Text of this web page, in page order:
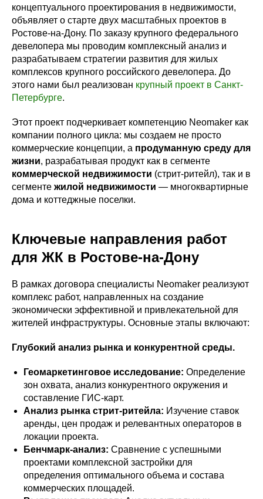
концептуального проектирования в недвижимости,
объявляет о старте двух масштабных проектов в
Ростове-на-Дону. По заказу крупного федерального
девелопера мы проводим комплексный анализ и
разрабатываем стратегии развития для жилых
комплексов крупного российского девелопера. До
этого нами был реализован крупный проект в Санкт-
Петербурге.
Этот проект подчеркивает компетенцию Neomaker как
компании полного цикла: мы создаем не просто
коммерческие концепции, а продуманную среду для
жизни, разрабатывая продукт как в сегменте
коммерческой недвижимости (стрит-ритейл), так и в
сегменте жилой недвижимости — многоквартирные
дома и коттеджные поселки.
Ключевые направления работ
для ЖК в Ростове-на-Дону
В рамках договора специалисты Neomaker реализуют
комплекс работ, направленных на создание
экономически эффективной и привлекательной для
жителей инфраструктуры. Основные этапы включают:
Глубокий анализ рынка и конкурентной среды.
Геомаркетинговое исследование: Определение
зон охвата, анализ конкурентного окружения и
составление ГИС-карт.
Анализ рынка стрит-ритейла: Изучение ставок
аренды, цен продаж и релевантных операторов в
локации проекта.
Бенчмарк-анализ: Сравнение с успешными
проектами комплексной застройки для
определения оптимального объема и состава
коммерческих площадей.